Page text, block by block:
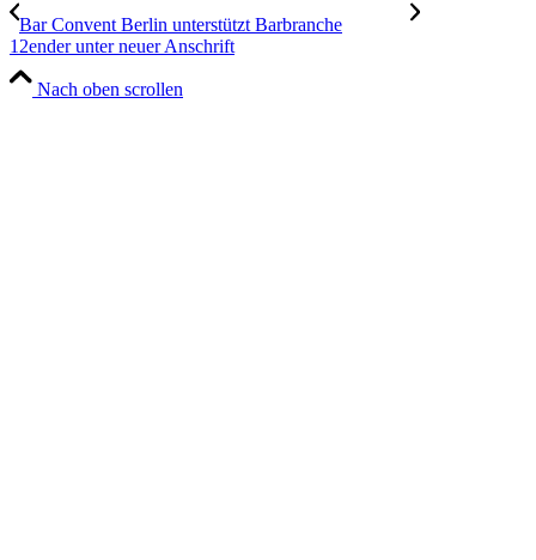
Bar Convent Berlin unterstützt Barbranche
12ender unter neuer Anschrift
Nach oben scrollen